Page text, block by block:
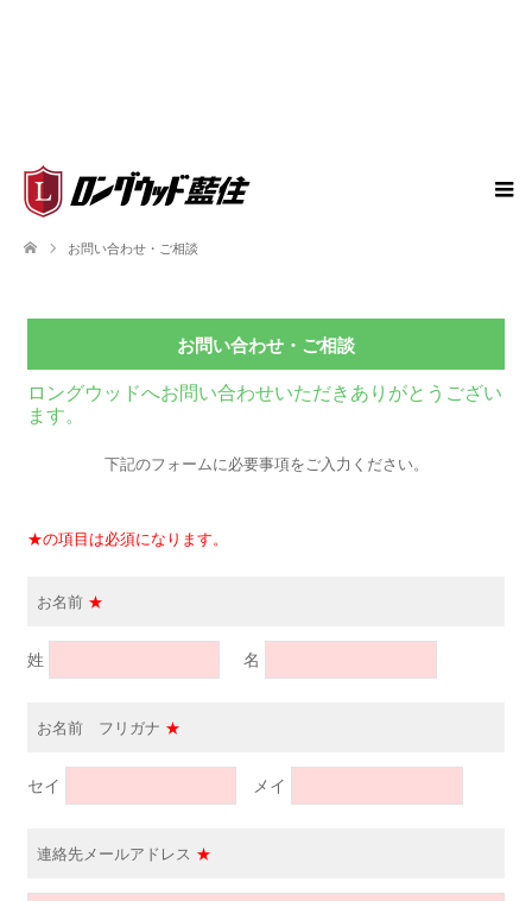
お問い合わせ・ご相談
お問い合わせ・ご相談
ロングウッドへお問い合わせいただきありがとうござい
ます。
下記のフォームに必要事項をご入力ください。
★の項目は必須になります。
お名前 ★
姓 名
お名前 フリガナ ★
セイ メイ
連絡先メールアドレス ★